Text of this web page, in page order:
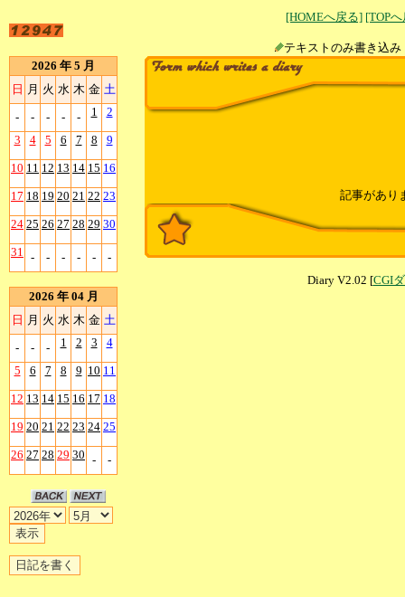
[HOMEへ戻る] [TOP
テキストのみ書
2026 年 5 月
日 月 火 水 木 金 土
- - - - - 1 2
3 4 5 6 7 8 9
10 11 12 13 14 15 16
17 18 19 20 21 22 23
24 25 26 27 28 29 30
31 - - - - - -
2026 年 04 月
日 月 火 水 木 金 土
- - - 1 2 3 4
5 6 7 8 9 10 11
12 13 14 15 16 17 18
19 20 21 22 23 24 25
26 27 28 29 30 - -
記事があり
Diary V2.02 [CGI